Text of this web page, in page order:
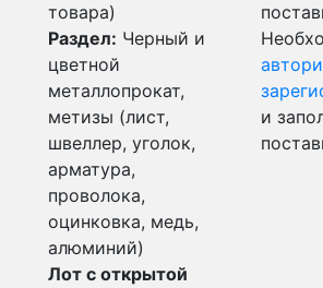
товара)
Раздел: Черный и
цветной
металлопрокат,
метизы (лист,
швеллер, уголок,
арматура,
проволока,
оцинковка, медь,
алюминий)
Лот с открытой
и